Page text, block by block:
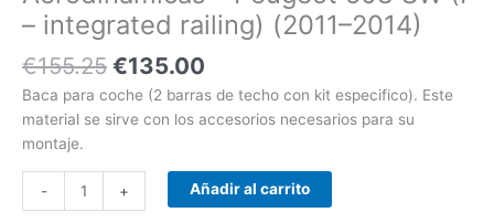
– integrated railing) (2011–2014)
€155.25 €135.00
Baca para coche (2 barras de techo con kit especifico). Este
material se sirve con los accesorios necesarios para su
montaje.
-
railing)
(2011-
-2014)
cantidad
+ Añadir al carrito